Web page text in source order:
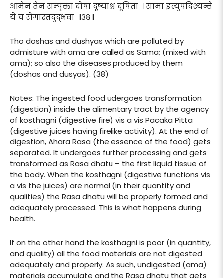
आमेन तेन सम्पृक्ता दोषा दूष्याश्च दूषिताः । सामा इत्युपदिश्यन्ते
ये च रोगास्तदुद्भवाः ॥३८॥
Tho doshas and dushyas which are polluted by
admisture with ama are called as Sama; (mixed with
ama); so also the diseases produced by them
(doshas and dusyas). (38)
Notes: The ingested food udergoes transformation
(digestion) inside the alimentary tract by the agency
of kosthagni (digestive fire) vis a vis Pacaka Pitta
(digestive juices having firelike activity). At the end of
digestion, Ahara Rasa (the essence of the food) gets
separated. It undergoes further processing and gets
transformed as Rasa dhatu – the first liquid tissue of
the body. When the kosthagni (digestive functions vis
a vis the juices) are normal (in their quantity and
qualities) the Rasa dhatu will be properly formed and
adequately processed. This is what happens during
health.
If on the other hand the kosthagni is poor (in quantity,
and quality) all the food materials are not digested
adequately and properly. As such, undigested (ama)
materials accumulate and the Rasa dhatu that gets